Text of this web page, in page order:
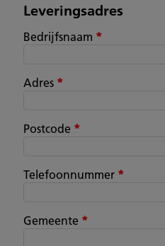
Leveringsadres
Bedrijfsnaam *
Adres *
Postcode *
Telefoonnummer *
Gemeente *